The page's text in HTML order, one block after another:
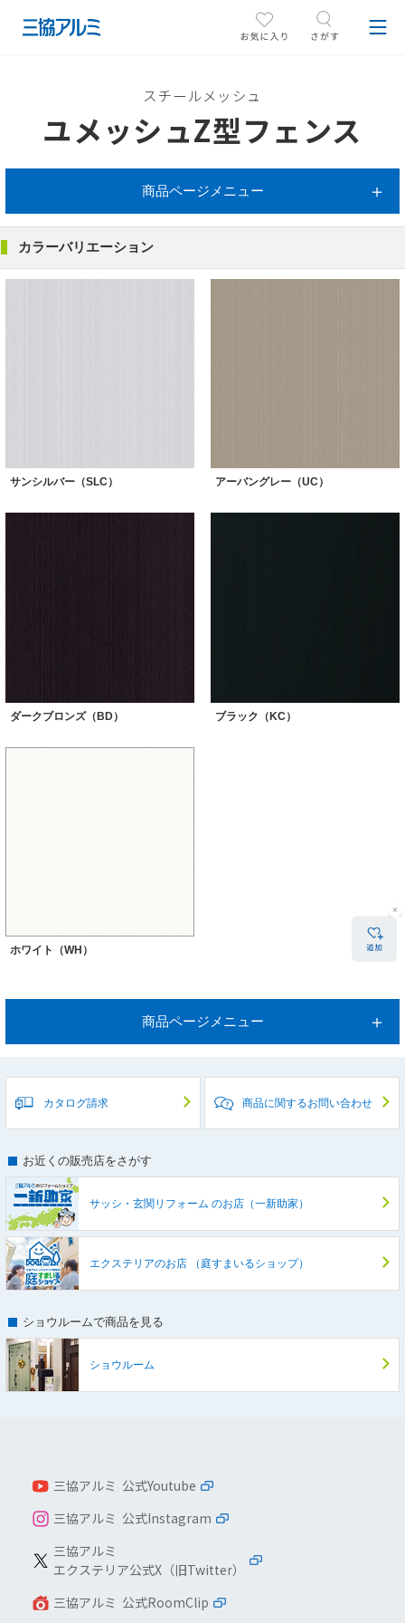
スチールメッシュ
ユメッシュZ型フェンス
商品ページメニュー
カラーバリエーション
サンシルバー（SLC） アーバングレー（UC）
ダークブロンズ（BD） ブラック（KC）
ホワイト（WH）
商品ページメニュー
カタログ請求 商品に関するお問い合わせ
お近くの販売店をさがす
サッシ・玄関リフォーム のお店（一新助家）
エクステリアのお店（庭すまいるショップ）
ショウルームで商品を見る
ショウルーム
三協アルミ 公式Youtube
三協アルミ 公式Instagram
三協アルミ
エクステリア公式X（旧Twitter）
三協アルミ 公式RoomClip